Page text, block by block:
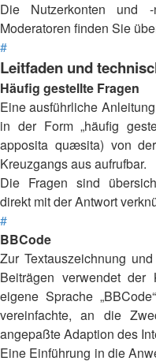
Die Nutzerkonten und
Moderatoren finden Sie
#
Leitfaden und
Häufig gestellte Fragen
Eine ausführliche
in der Form „häufig
apposita quæsita) von
Kreuzgangs aus aufrufbar.
Die Fragen sind
direkt mit der Antwort
#
BBCode
Zur Textauszeichnung
Beiträgen verwendet der
eigene Sprache
vereinfachte, an die
angepaßte Adaption des
Eine Einführung in die